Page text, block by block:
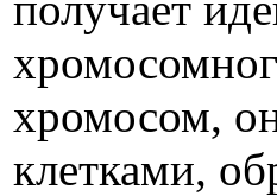
хромосом,
клетками,